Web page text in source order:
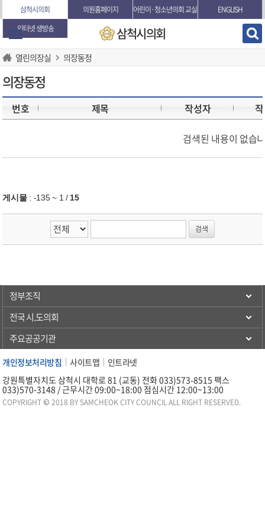
본문바로가기
삼척시의회 의원홈페이지 어린이·청소년의회 교실
ENGLISH
인터넷 생방송
삼척시의회
열린의장실 의장동정
의장동정
번호 제목 작성자
검색된 내용이 없습
게시물: -135 ~ 1 / 15
정부조직
전국 시.도의회
주요공공기관
개인정보처리방침 사이트맵
인트라넷
강원특별자치도 삼척시 대학로 81 (교동) 전화 033)573-8515 팩스
033)570-3148 / 근무시간 09:00~18:00 점심시간 12:00~13:00
COPYRIGHT © 2018 BY SAMCHEOK CITY COUNCIL ALL RIGHT RESERVED.